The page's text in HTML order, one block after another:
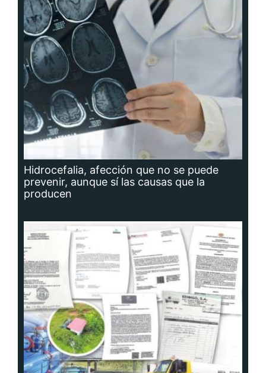
Hidrocefalia, afección que no se puede
prevenir, aunque sí las causas que la
producen